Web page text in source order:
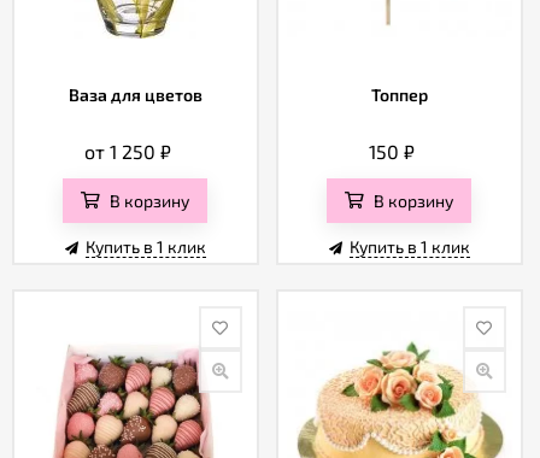
Ваза для цветов
от 1 250₽
В корзину
Купить в 1 клик
Топпер
150₽
В корзину
Купить в 1 клик